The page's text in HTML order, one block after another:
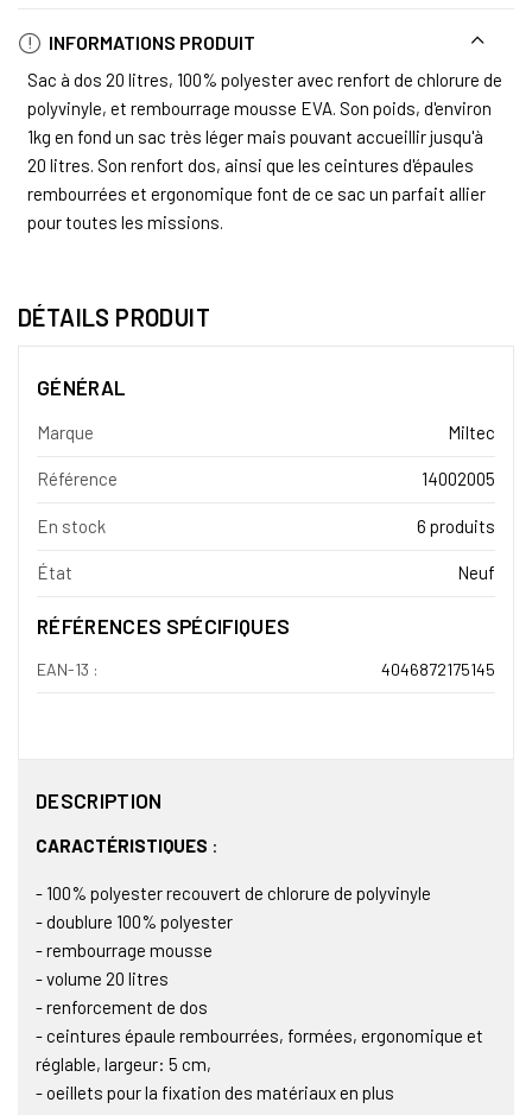
INFORMATIONS PRODUIT
Sac à dos 20 litres, 100% polyester avec renfort de chlorure de
polyvinyle, et rembourrage mousse EVA. Son poids, d'environ
1kg en fond un sac très léger mais pouvant accueillir jusqu'à
20 litres. Son renfort dos, ainsi que les ceintures d'épaules
rembourrées et ergonomique font de ce sac un parfait allier
pour toutes les missions.
DÉTAILS PRODUIT
GÉNÉRAL
Marque Miltec
Référence 14002005
En stock 6 produits
État Neuf
RÉFÉRENCES SPÉCIFIQUES
EAN-13 : 4046872175145
DESCRIPTION
CARACTÉRISTIQUES :
- 100% polyester recouvert de chlorure de polyvinyle
- doublure 100% polyester
- rembourrage mousse
- volume 20 litres
- renforcement de dos
- ceintures épaule rembourrées, formées, ergonomique et
réglable, largeur: 5 cm,
- oeillets pour la fixation des matériaux en plus